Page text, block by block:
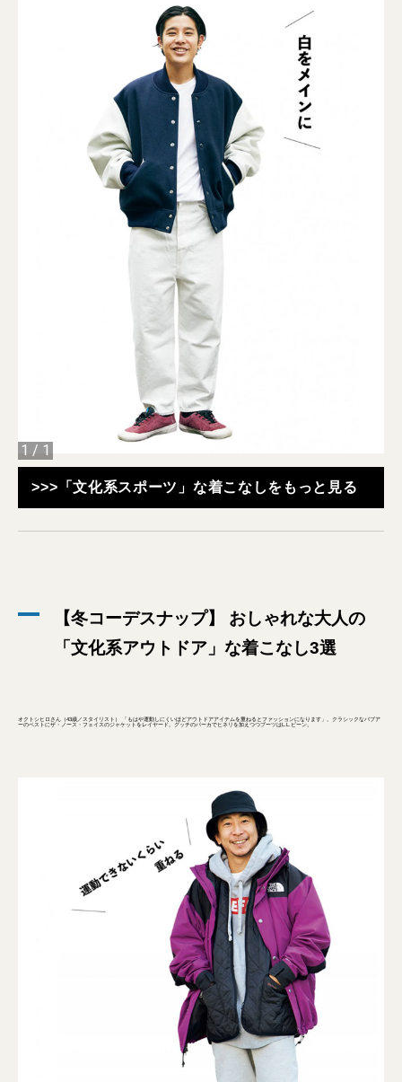
1 / 1
>>>「文化系スポーツ」な着こなしをもっと見る
【冬コーデスナップ】 おしゃれな大人の
「文化系アウトドア」な着こなし3選
オクトシヒロさん（43歳／スタイリスト） 「もはや運動しにくいほどアウトドアアイテムを重ねるとファッションになります」。クラシックなバブア
ーのベストにザ・ノース・フェイスのジャケットをレイヤード。グッチのパーカでヒネリを加えつつブーツはL.L.ビーン。